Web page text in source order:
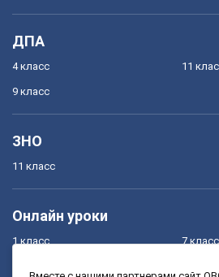
ДПА
4 класс
9 класс
11
ЗНО
11 класс
Онлайн уроки
1 класс 7 класс